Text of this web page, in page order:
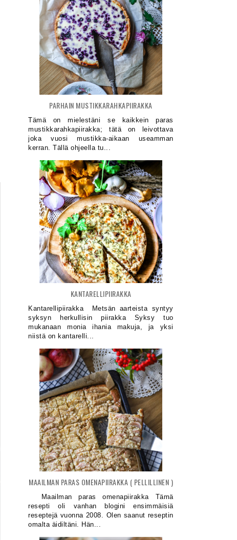
PARHAIN MUSTIKKARAHKAPIIRAKKA
Tämä on mielestäni se kaikkein paras
mustikkarahkapiirakka; tätä on leivottava
joka vuosi mustikka-aikaan useamman
kerran. Tällä ohjeella tu...
KANTARELLIPIIRAKKA
Kantarellipiirakka Metsän aarteista syntyy
syksyn herkullisin piirakka Syksy tuo
mukanaan monia ihania makuja, ja yksi
niistä on kantarelli...
MAAILMAN PARAS OMENAPIIRAKKA ( PELLILLINEN )
Maailman paras omenapiirakka Tämä
resepti oli vanhan blogini ensimmäisiä
reseptejä vuonna 2008. Olen saanut reseptin
omalta äidiltäni. Hän...